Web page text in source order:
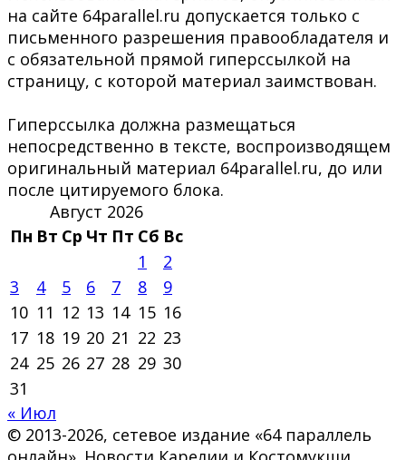
на сайте 64parallel.ru допускается только с
письменного разрешения правообладателя и
с обязательной прямой гиперссылкой на
страницу, с которой материал заимствован.
Гиперссылка должна размещаться
непосредственно в тексте, воспроизводящем
оригинальный материал 64parallel.ru, до или
после цитируемого блока.
Август 2026
Пн Вт Ср Чт Пт Сб Вс
1
2
3
4 5 6 7 8
9
10 11 12 13 14 15 16
17 18 19 20 21 22 23
24 25 26 27 28 29 30
31
« Июл
© 2013-2026, сетевое издание «64 параллель